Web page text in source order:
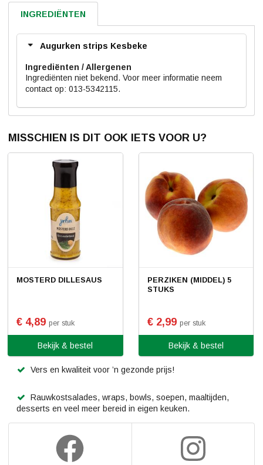
INGREDIËNTEN
Augurken strips Kesbeke
Ingrediënten
Ingrediënten niet bekend. Voor meer informatie neem
contact op: 013-5342115.
MISSCHIEN IS DIT OOK IETS VOOR U?
MOSTERD DILLESAUS
€ 4,89 per stuk
Bekijk & bestel
PERZIKEN (MIDDEL) 5
STUKS
€ 2,99 per stuk
Bekijk & bestel
Vers en kwaliteit voor ’n gezonde prijs!
Rauwkostsalades, wraps, bowls, soepen, maaltijden,
desserts en veel meer bereid in eigen keuken.